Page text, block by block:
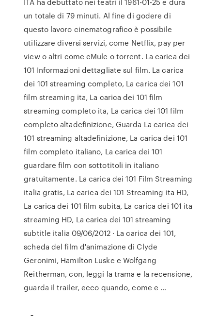
un totale di 79 minuti. Al fine di godere di
questo lavoro cinematografico è possibile
utilizzare diversi servizi, come Netflix, pay per
view o altri come eMule o torrent. La carica dei
101 Informazioni dettagliate sul film. La carica
dei 101 streaming completo, La carica dei 101
film streaming ita, La carica dei 101 film
streaming completo ita, La carica dei 101 film
completo altadefinizione, Guarda La carica dei
101 streaming altadefinizione, La carica dei 101
film completo italiano, La carica dei 101
guardare film con sottotitoli in italiano
gratuitamente. La carica dei 101 Film Streaming
italia gratis, La carica dei 101 Streaming ita HD,
La carica dei 101 film subita, La carica dei 101 ita
streaming HD, La carica dei 101 streaming
subtitle italia 09/06/2012 · La carica dei 101,
scheda del film d'animazione di Clyde
Geronimi, Hamilton Luske e Wolfgang
Reitherman, con, leggi la trama e la recensione,
guarda il trailer, ecco quando, come e …